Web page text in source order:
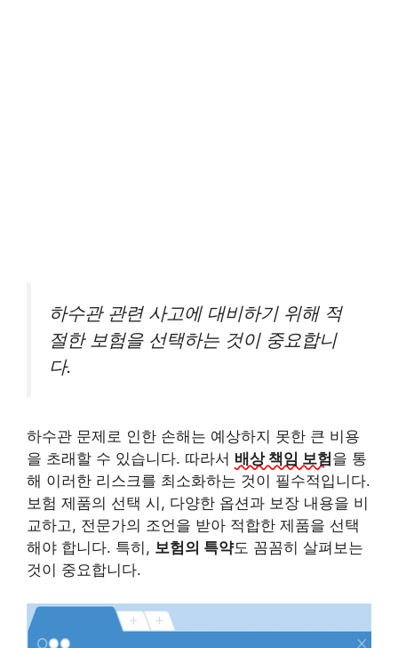
하수관 관련 사고에 대비하기 위해 적
절한 보험을 선택하는 것이 중요합니
다.
하수관 문제로 인한 손해는 예상하지 못한 큰 비용
을 초래할 수 있습니다. 따라서 배상 책임 보험을 통
해 이러한 리스크를 최소화하는 것이 필수적입니다.
보험 제품의 선택 시, 다양한 옵션과 보장 내용을 비
교하고, 전문가의 조언을 받아 적합한 제품을 선택
해야 합니다. 특히, 보험의 특약도 꼼꼼히 살펴보는
것이 중요합니다.